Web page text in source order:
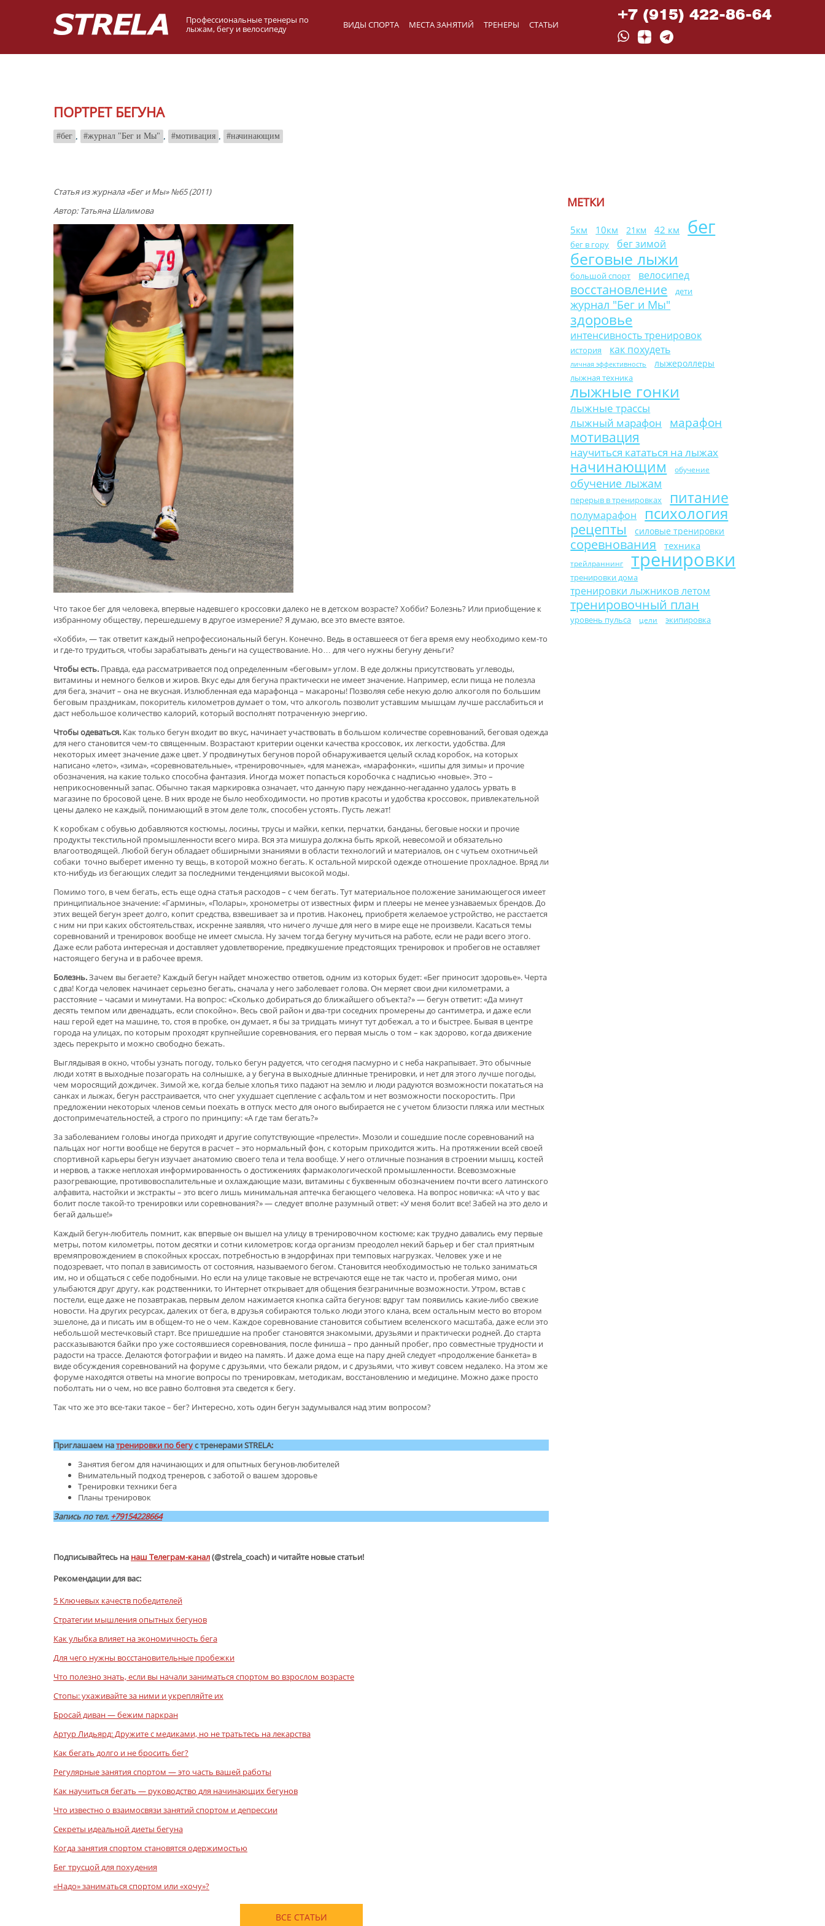
Профессиональные тренеры по
лыжам, бегу и велосипеду
+7 (915) 422-86-64
ВИДЫ СПОРТА МЕСТА ЗАНЯТИЙ ТРЕНЕРЫ СТАТЬИ
ПОРТРЕТ БЕГУНА
бег журнал "Бег и Мы" мотивация начинающим
Статья из журнала «Бег и Мы» №65 (2011)
Автор: Татьяна Шалимова
Что такое бег для человека, впервые надевшего кроссовки далеко не в детском возрасте? Хобби? Болезнь? Или приобщение к
избранному обществу, перешедшему в другое измерение? Я думаю, все это вместе взятое.
«Хобби», — так ответит каждый непрофессиональный бегун. Конечно. Ведь в оставшееся от бега время ему необходимо кем-то
и где-то трудиться, чтобы зарабатывать деньги на существование. Но… для чего нужны бегуну деньги?
Чтобы есть. Правда, еда рассматривается под определенным «беговым» углом. В еде должны присутствовать углеводы,
витамины и немного белков и жиров. Вкус еды для бегуна практически не имеет значение. Например, если пища не полезла
для бега, значит – она не вкусная. Излюбленная еда марафонца – макароны! Позволяя себе некую долю алкоголя по большим
беговым праздникам, покоритель километров думает о том, что алкоголь позволит уставшим мышцам лучше расслабиться и
даст небольшое количество калорий, который восполнят потраченную энергию.
Чтобы одеваться. Как только бегун входит во вкус, начинает участвовать в большом количестве соревнований, беговая одежда
для него становится чем-то священным. Возрастают критерии оценки качества кроссовок, их легкости, удобства. Для
некоторых имеет значение даже цвет. У продвинутых бегунов порой обнаруживается целый склад коробок, на которых
написано «лето», «зима», «соревновательные», «тренировочные», «для манежа», «марафонки», «шипы для зимы» и прочие
обозначения, на какие только способна фантазия. Иногда может попасться коробочка с надписью «новые». Это –
неприкосновенный запас. Обычно такая маркировка означает, что данную пару нежданно-негаданно удалось урвать в
магазине по бросовой цене. В них вроде не было необходимости, но против красоты и удобства кроссовок, привлекательной
цены далеко не каждый, понимающий в этом деле толк, способен устоять. Пусть лежат!
К коробкам с обувью добавляются костюмы, лосины, трусы и майки, кепки, перчатки, банданы, беговые носки и прочие
продукты текстильной промышленности всего мира. Вся эта мишура должна быть яркой, невесомой и обязательно
влагоотводящей. Любой бегун обладает обширными знаниями в области технологий и материалов, он с чутьем охотничьей
собаки точно выберет именно ту вещь, в которой можно бегать. К остальной мирской одежде отношение прохладное. Вряд ли
кто-нибудь из бегающих следит за последними тенденциями высокой моды.
Помимо того, в чем бегать, есть еще одна статья расходов – с чем бегать. Тут материальное положение занимающегося имеет
принципиальное значение: «Гармины», «Полары», хронометры от известных фирм и плееры не менее узнаваемых брендов. До
этих вещей бегун зреет долго, копит средства, взвешивает за и против. Наконец, приобретя желаемое устройство, не расстается
с ним ни при каких обстоятельствах, искренне заявляя, что ничего лучше для него в мире еще не произвели. Касаться темы
соревнований и тренировок вообще не имеет смысла. Ну зачем тогда бегуну мучиться на работе, если не ради всего этого.
Даже если работа интересная и доставляет удовлетворение, предвкушение предстоящих тренировок и пробегов не оставляет
настоящего бегуна и в рабочее время.
Болезнь.Зачем вы бегаете? Каждый бегун найдет множество ответов, одним из которых будет: «Бег приносит здоровье». Черта
с два! Когда человек начинает серьезно бегать, сначала у него заболевает голова. Он меряет свои дни километрами, а
расстояние – часами и минутами. На вопрос: «Сколько добираться до ближайшего объекта?» — бегун ответит: «Да минут
десять темпом или двенадцать, если спокойно». Весь свой район и два-три соседних промерены до сантиметра, и даже если
наш герой едет на машине, то, стоя в пробке, он думает, я бы за тридцать минут тут добежал, а то и быстрее. Бывая в центре
города на улицах, по которым проходят крупнейшие соревнования, его первая мысль о том – как здорово, когда движение
здесь перекрыто и можно свободно бежать.
Выглядывая в окно, чтобы узнать погоду, только бегун радуется, что сегодня пасмурно и с неба накрапывает. Это обычные
люди хотят в выходные позагорать на солнышке, а у бегуна в выходные длинные тренировки, и нет для этого лучше погоды,
чем моросящий дождичек. Зимой же, когда белые хлопья тихо падают на землю и люди радуются возможности покататься на
санках и лыжах, бегун расстраивается, что снег ухудшает сцепление с асфальтом и нет возможности поскоростить. При
предложении некоторых членов семьи поехать в отпуск место для оного выбирается не с учетом близости пляжа или местных
достопримечательностей, а строго по принципу: «А где там бегать?»
За заболеванием головы иногда приходят и другие сопутствующие «прелести». Мозоли и сошедшие после соревнований на
пальцах ног ногти вообще не берутся в расчет – это нормальный фон, с которым приходится жить. На протяжении всей своей
спортивной карьеры бегун изучает анатомию своего тела и тела вообще. У него отличные познания в строении мышц, костей
и нервов, а также неплохая информированность о достижениях фармакологической промышленности. Всевозможные
разогревающие, противовоспалительные и охлаждающие мази, витамины с буквенным обозначением почти всего латинского
алфавита, настойки и экстракты – это всего лишь минимальная аптечка бегающего человека. На вопрос новичка: «А что у вас
болит после такой-то тренировки или соревнования?» — следует вполне разумный ответ: «У меня болит все! Забей на это дело и
бегай дальше!»
Каждый бегун-любитель помнит, как впервые он вышел на улицу в тренировочном костюме; как трудно давались ему первые
метры, потом километры, потом десятки и сотни километров; когда организм преодолел некий барьер и бег стал приятным
времяпровождением в спокойных кроссах, потребностью в эндорфинах при темповых нагрузках. Человек уже и не
подозревает, что попал в зависимость от состояния, называемого бегом. Становится необходимостью не только заниматься
им, но и общаться с себе подобными. Но если на улице таковые не встречаются еще не так часто и, пробегая мимо, они
улыбаются друг другу, как родственники, то Интернет открывает для общения безграничные возможности. Утром, встав с
постели, еще даже не позавтракав, первым делом нажимается кнопка сайта бегунов: вдруг там появились какие-либо свежие
новости. На других ресурсах, далеких от бега, в друзья собираются только люди этого клана, всем остальным место во втором
эшелоне, да и писать им в общем-то не о чем. Каждое соревнование становится событием вселенского масштаба, даже если это
небольшой местечковый старт. Все пришедшие на пробег становятся знакомыми, друзьями и практически родней. До старта
рассказываются байки про уже состоявшиеся соревнования, после финиша – про данный пробег, про совместные трудности и
радости на трассе. Делаются фотографии и видео на память. И даже дома еще на пару дней следует «продолжение банкета» в
виде обсуждения соревнований на форуме с друзьями, что бежали рядом, и с друзьями, что живут совсем недалеко. На этом же
форуме находятся ответы на многие вопросы по тренировкам, методикам, восстановлению и медицине. Можно даже просто
поболтать ни о чем, но все равно болтовня эта сведется к бегу.
Так что же это все-таки такое – бег? Интересно, хоть один бегун задумывался над этим вопросом?
Приглашаем натренировки по бегус тренерами STRELA:
Занятия бегом для начинающих и для опытных бегунов-любителей
Внимательный подход тренеров, с заботой о вашем здоровье
Тренировки техники бега
Планы тренировок
Запись по тел.+79154228664
Подписывайтесь на наш Телеграм-канал(@strela_coach) и читайте новые статьи!
Рекомендации для вас:
5 Ключевых качеств победителей
Стратегии мышления опытных бегунов
Как улыбка влияет на экономичность бега
Для чего нужны восстановительные пробежки
Что полезно знать, если вы начали заниматься спортом во взрослом возрасте
Стопы: ухаживайте за ними и укрепляйте их
Бросай диван — бежим паркран
Артур Лидьярд: Дружите с медиками, но не тратьтесь на лекарства
Как бегать долго и не бросить бег?
Регулярные занятия спортом — это часть вашей работы
Как научиться бегать — руководство для начинающих бегунов
Что известно о взаимосвязи занятий спортом и депрессии
Секреты идеальной диеты бегуна
Когда занятия спортом становятся одержимостью
Бег трусцой для похудения
«Надо» заниматься спортом или «хочу»?
ВСЕ СТАТЬИ
МЕТКИ
5км 10км 21км 42 км бег
бег в гору бег зимой
беговые лыжи
большой спорт велосипед
восстановление дети
журнал "Бег и Мы"
здоровье
интенсивность тренировок
история как похудеть
личная эффективность лыжероллеры
лыжная техника
лыжные гонки
лыжные трассы
лыжный марафон
марафон
мотивация
научиться кататься на лыжах
начинающим обучение
обучение лыжам
перерыв в тренировках питание
полумарафон психология
рецепты силовые тренировки
соревнования техника
трейлраннинг тренировки
тренировки дома
тренировки лыжников летом
тренировочный план
уровень пульса цели экипировка